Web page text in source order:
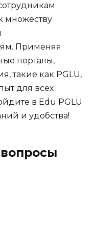
множеству
Применяя
порталы,
такие как PGLU,
для всех
в Edu PGLU
и удобства!